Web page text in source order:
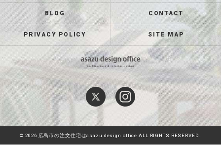
BLOG CONTACT
PRIVACY POLICY SITE MAP
© 2026 広島市の注文住宅はasazu design office ALL RIGHTS RESERVED.